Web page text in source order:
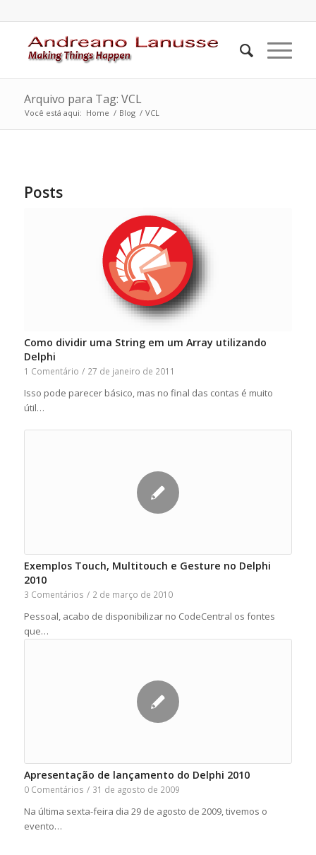
Arquivo para Tag: VCL
Você está aqui: Home / Blog / VCL
Posts
Como dividir uma String em um Array utilizando
Delphi
1 Comentário / 27 de janeiro de 2011
Isso pode parecer básico, mas no final das contas é muito
útil…
Exemplos Touch, Multitouch e Gesture no Delphi
2010
3 Comentários / 2 de março de 2010
Pessoal, acabo de disponibilizar no CodeCentral os fontes
que…
Apresentação de lançamento do Delphi 2010
0 Comentários / 31 de agosto de 2009
Na última sexta-feira dia 29 de agosto de 2009, tivemos o
evento…